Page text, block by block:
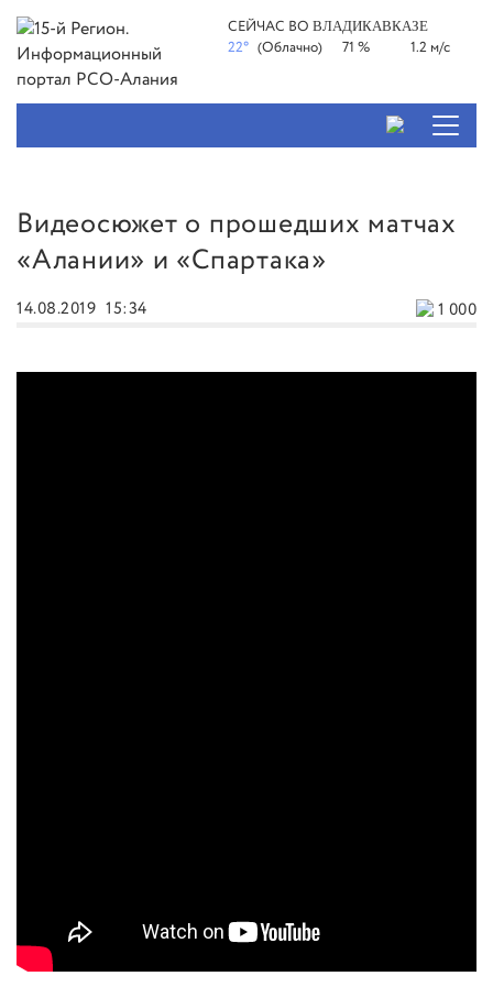
СЕЙЧАС ВОВЛАДИКАВКАЗЕ
22° (Облачно) 71 % 1.2 м/с
Видеосюжет о прошедших матчах
«Алании» и «Спартака»
14.08.2019 15:34 1 000